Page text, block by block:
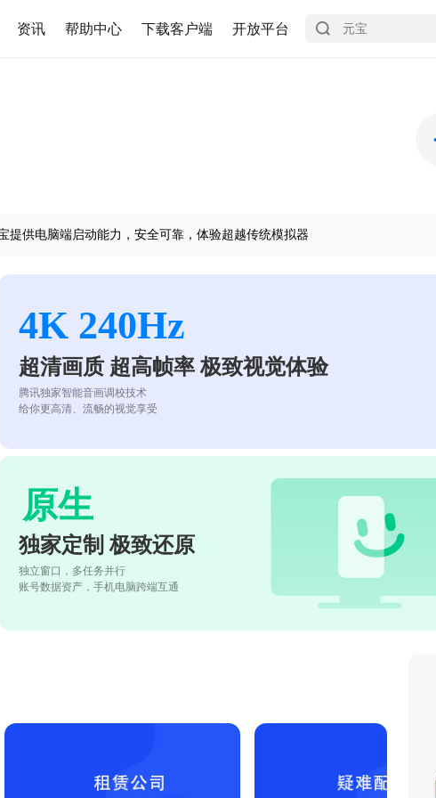
资讯 帮助中心 下载客户端 开放平台
提供电脑端启动能力，安全可靠，体验超越传统模拟器
4K 240Hz
超清画质 超高帧率 极致视觉体验
腾讯独家智能音画调校技术
给你更高清、流畅的视觉享受
原生
独家定制 极致还原
独立窗口，多任务并行
账号数据资产，手机电脑跨端互通